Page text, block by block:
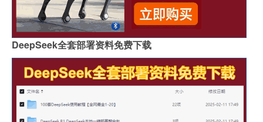
DeepSeek全套部署资料免费下载